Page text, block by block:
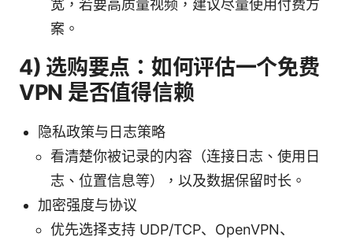
宽，若要高质量视频，建议尽量使用付费方
案。
4) 选购要点：如何评估一个免费
VPN 是否值得信赖
隐私政策与日志策略
看清楚你被记录的内容（连接日志、使用日
志、位置信息等），以及数据保留时长。
加密强度与协议
优先选择支持 UDP/TCP、OpenVPN、